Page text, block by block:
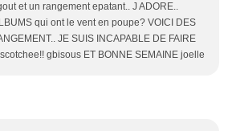
et un rangement epatant.. J ADORE..
qui ont le vent en poupe? VOICI DES
JE SUIS INCAPABLE DE FAIRE
gbisous ET BONNE SEMAINE joelle